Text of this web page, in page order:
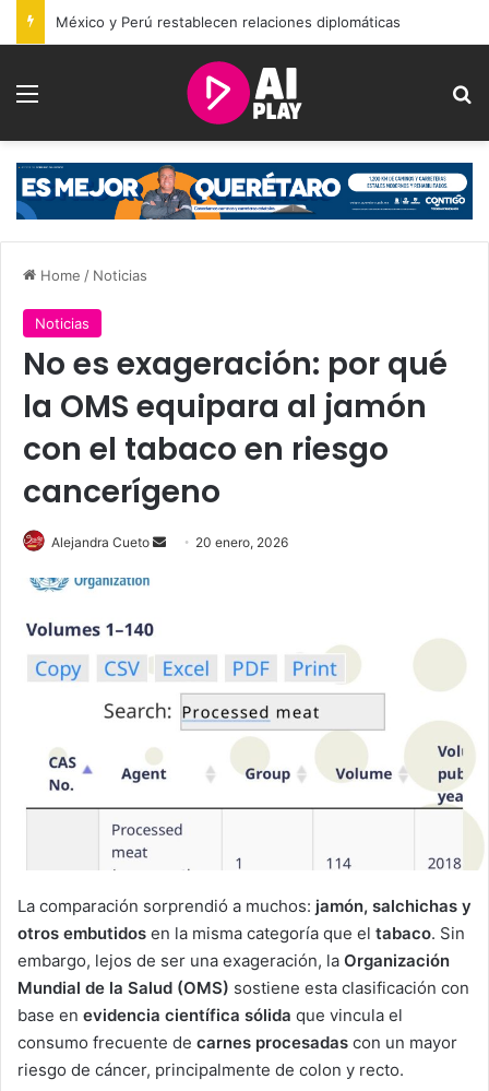
México y Perú restablecen relaciones diplomáticas
Menu
Home / Noticias
Noticias
No es exageración: por qué
la OMS equipara al jamón
con el tabaco en riesgo
cancerígeno
Alejandra Cueto
Send 20 enero, 2026
La comparación sorprendió a muchos: jamón, salchichas y
otros embutidos en la misma categoría que el tabaco. Sin
embargo, lejos de ser una exageración, la Organización
Mundial de la Salud (OMS) sostiene esta clasificación con
base en evidencia científica sólida que vincula el
consumo frecuente de carnes procesadas con un mayor
riesgo de cáncer, principalmente de colon y recto.